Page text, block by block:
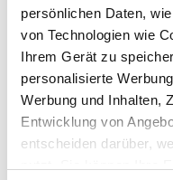
persönlichen Daten,
von Technologien wie
Ihrem Gerät zu
personalisierte
Werbung und Inhalten,
Entwicklung von
entscheiden darüber,